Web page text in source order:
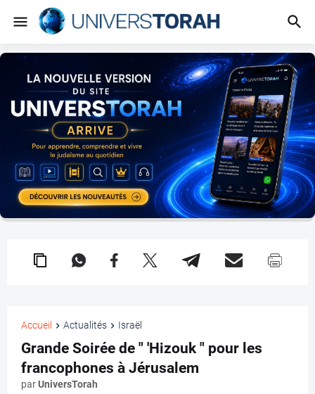
Accueil Actualités Israël
Grande Soirée de " 'Hizouk " pour les
francophones à Jérusalem
parUniversTorah